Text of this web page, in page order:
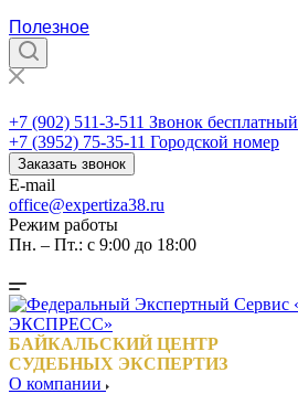
Полезное
+7 (902) 511-3-511 Звонок бесплатный
+7 (3952) 75-35-11 Городской номер
Заказать звонок
E-mail
office@expertiza38.ru
Режим работы
Пн. – Пт.: с 9:00 до 18:00
БАЙКАЛЬСКИЙ ЦЕНТР
СУДЕБНЫХ ЭКСПЕРТИЗ
О компании